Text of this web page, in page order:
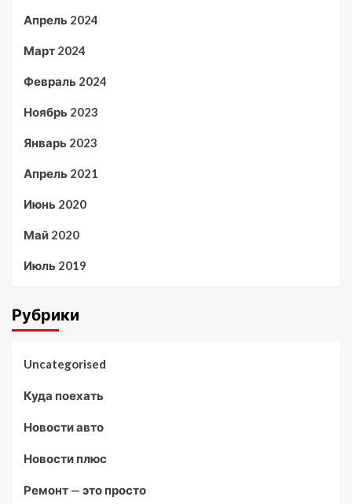
Апрель 2024
Март 2024
Февраль 2024
Ноябрь 2023
Январь 2023
Апрель 2021
Июнь 2020
Май 2020
Июль 2019
Рубрики
Uncategorised
Куда поехать
Новости авто
Новости плюс
Ремонт — это просто